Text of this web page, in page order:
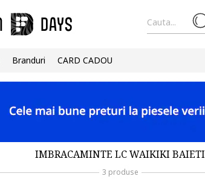
Cauta...
Branduri CARD CADOU
IMBRACAMINTE LC WAIKIKI BAIETI
3 produse